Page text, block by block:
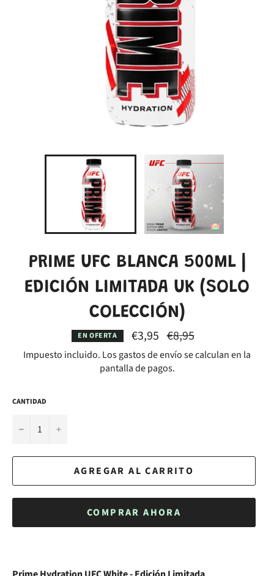
PRIME UFC BLANCA 500ML |
EDICIÓN LIMITADA UK (SOLO
COLECCIÓN)
EN OFERTA €3,95 Precio
habitual
€8,95
Impuesto incluido. Losgastos de envíose calculan en la
pantalla de pagos.
CANTIDAD
− +
AGREGAR AL CARRITO
COMPRAR AHORA